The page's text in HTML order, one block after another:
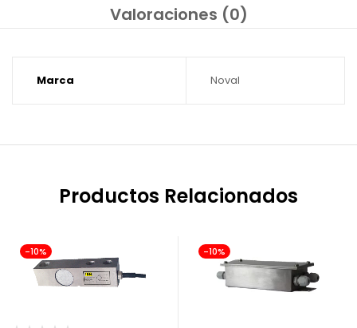
Valoraciones (0)
Marca Noval
Productos Relacionados
-10% -10%